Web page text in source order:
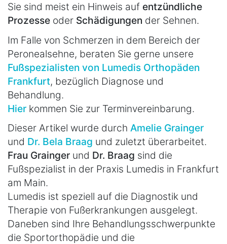
Sie sind meist ein Hinweis auf entzündliche
Prozesse oder Schädigungen der Sehnen.
Im Falle von Schmerzen in dem Bereich der
Peronealsehne, beraten Sie gerne unsere
Fußspezialisten von Lumedis Orthopäden
Frankfurt, bezüglich Diagnose und
Behandlung.
Hier kommen Sie zur Terminvereinbarung.
Dieser Artikel wurde durch Amelie Grainger
und Dr. Bela Braag und zuletzt überarbeitet.
Frau Grainger und Dr. Braag sind die
Fußspezialist in der Praxis Lumedis in Frankfurt
am Main.
Lumedis ist speziell auf die Diagnostik und
Therapie von Fußerkrankungen ausgelegt.
Daneben sind Ihre Behandlungsschwerpunkte
die Sportorthopädie und die